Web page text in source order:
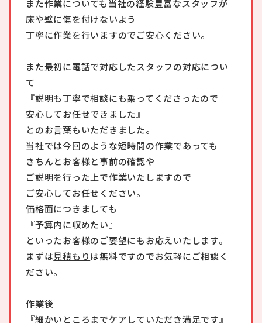
また作業についても当社の経験豊富なスタッフが
床や壁に傷を付けないよう
丁寧に作業を行いますのでご安心ください。
また最初に電話で対応したスタッフの対応につい
て
『説明も丁寧で相談にも乗ってくださったので
安心してお任せできました』
とのお言葉もいただきました。
当社では今回のような短時間の作業であっても
きちんとお客様と事前の確認や
ご説明を行った上で作業いたしますので
ご安心してお任せください。
価格面につきましても
『予算内に収めたい』
といったお客様のご要望にもお応えいたします。
まずは見積もりは無料ですのでお気軽にご相談く
ださい。
作業後
『細かいところまでケアしていただき満足です』